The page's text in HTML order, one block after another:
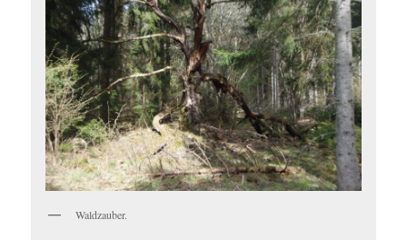
Waldzauber.